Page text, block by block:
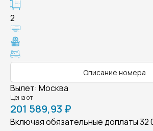
2
Описание номера
Вылет: Москва
Цена от
201 589,93 ₽
Включая обязательные доплаты32